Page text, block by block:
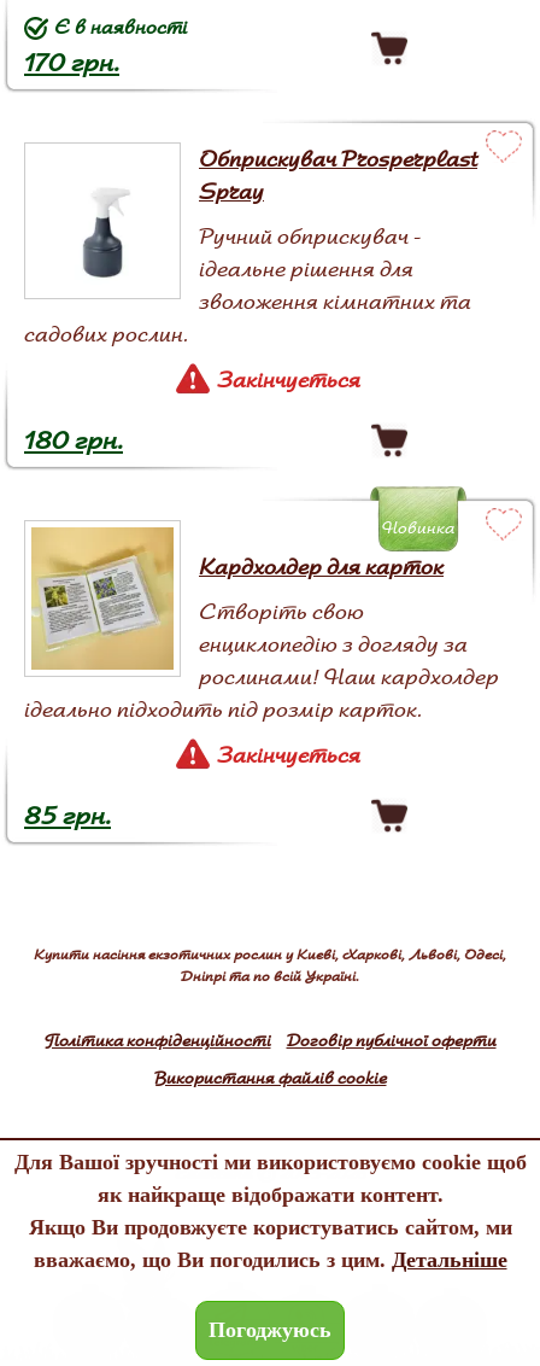
170 грн.
Є в наявності
Обприскувач Prosperplast
Spray
Ручний обприскувач -
ідеальне рішення для
зволоження кімнатних та
садових рослин.
Закінчується
180 грн.
Кардхолдер для карток
Створіть свою
енциклопедію з догляду за
рослинами! Наш кардхолдер
ідеально підходить під розмір карток.
Закінчується
85 грн.
Новинка
Купити насіння екзотичних рослин у Києві, Харкові, Львові, Одесі,
Дніпрі та по всій Україні.
Політика конфіденційності
Договір публічної оферти
Використання файлів cookie
Edenland © 2005-2026
All rights reserved
Для Вашої зручності ми використовуємо cookie щоб
як найкраще відображати контент.
Якщо Ви продовжуєте користуватись сайтом, ми
вважаємо, що Ви погодились з цим. Детальніше
Погоджуюсь